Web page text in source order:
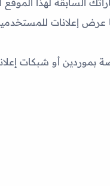
عرض إعلانات
بموردين أو شبكات